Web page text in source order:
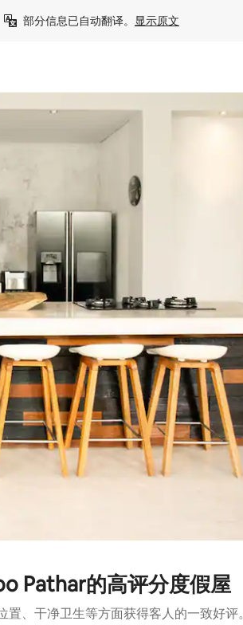
部分信息已自动翻译。 显示原文
Pathar的高评分度假屋
置、干净卫生等方面获得客人的一致好评。